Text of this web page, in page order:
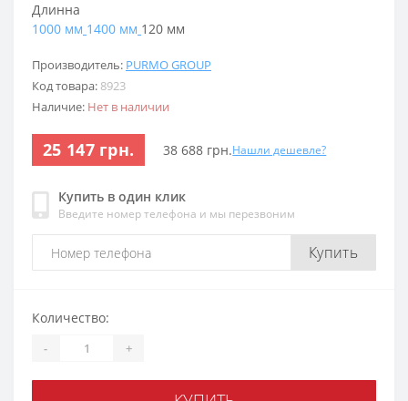
Производитель: PURMO GROUP
Код товара: 8923
Наличие: Нет в наличии
25 147 грн. 38 688 грн.Нашли дешевле?
Купить в один клик
Введите номер телефона и мы перезвоним
Купить
Длинна
1000 мм 1400 мм 120 мм
Количество:
- +